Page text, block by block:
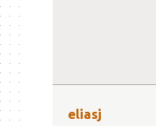
eliasj